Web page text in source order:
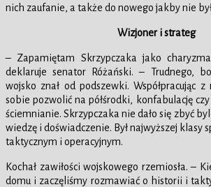
nich zaufanie, a także do nowego jakby nie
Wizjoner i strateg
– Zapamiętam Skrzypczaka jako
deklaruje senator Różański. – Trudnego,
wojsko znał od podszewki. Współpracując
sobie pozwolić na półśrodki, konfabulację
ściemnianie. Skrzypczaka nie dało się zbyć
wiedzę i doświadczenie. Był najwyższej klasy
taktycznym i operacyjnym.
Kochał zawiłości wojskowego rzemiosła. –
domu i zaczęliśmy rozmawiać o historii i